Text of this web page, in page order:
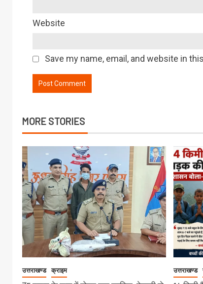
Website
Save my name, email, and website in
MORE STORIES
उत्तराखण्ड क्राइम उत्तराखण्ड